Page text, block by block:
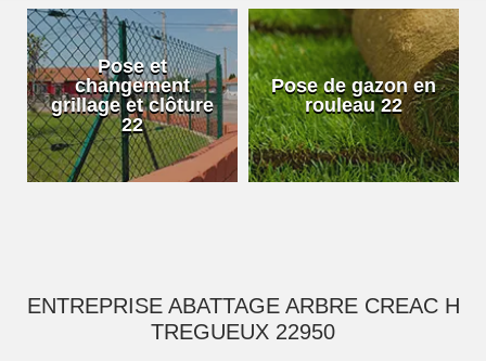
Pose et
changement
grillage et clôture
22
Pose de gazon en
rouleau 22
ENTREPRISE ABATTAGE ARBRE CREAC H
TREGUEUX 22950